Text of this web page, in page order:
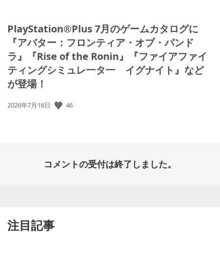
PlayStation®Plus 7月のゲームカタログに
『アバター：フロンティア・オブ・パンド
ラ』『Rise of the Ronin』『ファイアファイ
ティングシミュレ一タ一 イグナイト』など
が登場！
公
2026年7月16日 46
コメントの受付は終了しました。
注目記事